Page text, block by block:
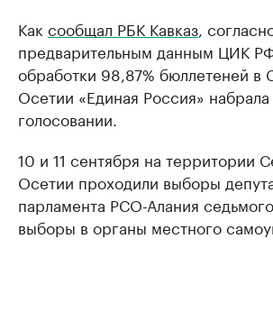
Как сообщал РБК Кавказ,
предварительным данным ЦИК
обработки 98,87% бюллетеней в
Осетии «Единая Россия»
голосовании.
10 и 11 сентября на территории
Осетии проходили выборы
парламента РСО-Алания
выборы в органы местного